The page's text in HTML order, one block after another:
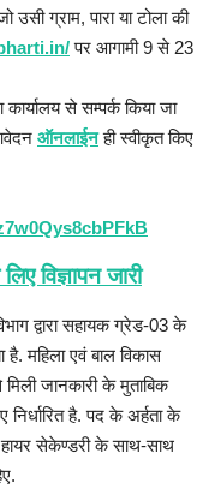
उसी ग्राम, पारा या टोला की
पर आगामी 9 से 23
से सम्पर्क किया जा
ऑनलाईनही स्वीकृत किए
विज्ञापन जारी
द्वारा सहायक ग्रेड-03 के
है. महिला एवं बाल विकास
जानकारी के मुताबिक
है. पद के अर्हता के
हायर सेकेण्डरी के साथ-साथ